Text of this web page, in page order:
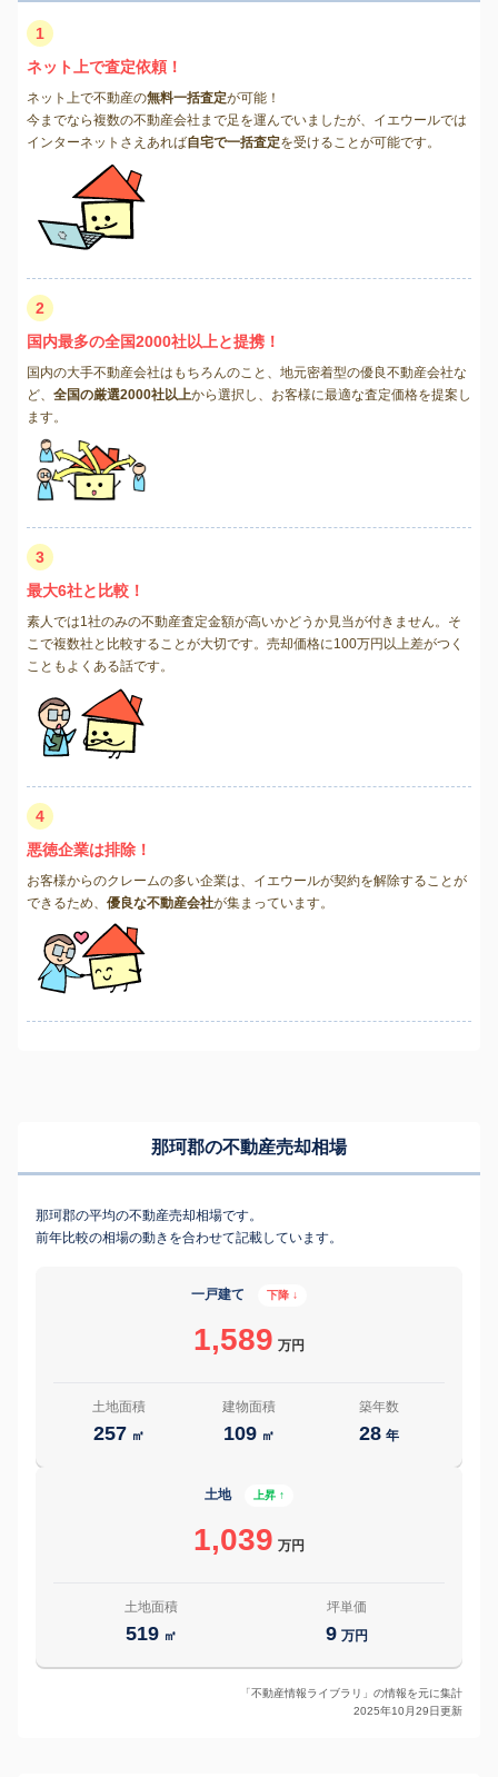
1
ネット上で査定依頼！
ネット上で不動産の無料一括査定が可能！
今までなら複数の不動産会社まで足を運んでいましたが、イエウールでは
インターネットさえあれば自宅で一括査定を受けることが可能です。
2
国内最多の全国2000社以上と提携！
国内の大手不動産会社はもちろんのこと、地元密着型の優良不動産会社な
ど、 全国の厳選2000社以上から選択し、お客様に最適な査定価格を提案し
ます。
3
最大6社と比較！
素人では1社のみの不動産査定金額が高いかどうか見当が付きません。そ
こで複数社と比較することが大切です。売却価格に100万円以上差がつく
こともよくある話です。
4
悪徳企業は排除！
お客様からのクレームの多い企業は、イエウールが契約を解除することが
できるため、 優良な不動産会社が集まっています。
那珂郡の不動産売却相場
那珂郡の平均の不動産売却相場です。
前年比較の相場の動きを合わせて記載しています。
一戸建て 下降 ↓
1,589 万円
土地面積
257 ㎡
建物面積
109 ㎡
築年数
28 年
土地 上昇 ↑
1,039 万円
土地面積
519 ㎡
坪単価
9 万円
「不動産情報ライブラリ」の情報を元に集計
2025年10月29日更新